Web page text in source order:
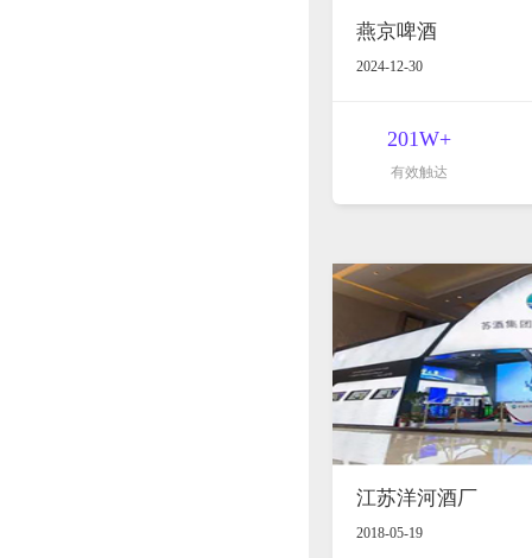
燕京啤酒
2024-12-30
201W+
有效触达
江苏洋河酒厂
2018-05-19